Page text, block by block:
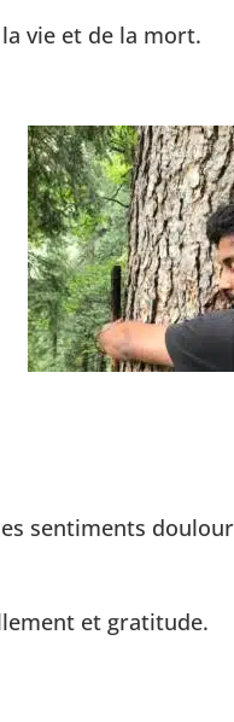
vie et de la mort.
sentiments
et gratitude.